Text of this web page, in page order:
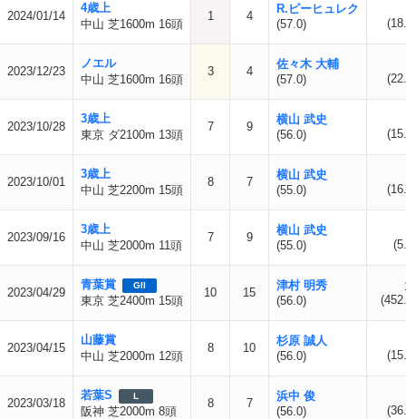
2024/01/14
4歳上
中山 芝1600m 16頭
1 4
R.ピーヒュレク
(57.0)
2023/12/23
ノエル
中山 芝1600m 16頭
3 4
佐々木 大輔
(57.0)
2023/10/28
3歳上
東京 ダ2100m 13頭
7 9
横山 武史
(56.0)
2023/10/01
3歳上
中山 芝2200m 15頭
8 7
横山 武史
(55.0)
2023/09/16
3歳上
中山 芝2000m 11頭
7 9
横山 武史
(55.0)
2023/04/29
青葉賞 GII
東京 芝2400m 15頭
10 15
津村 明秀
(56.0)
2023/04/15
山藤賞
中山 芝2000m 12頭
8 10
杉原 誠人
(56.0)
2023/03/18
若葉S L
阪神 芝2000m 8頭
8 7
浜中 俊
(56.0)